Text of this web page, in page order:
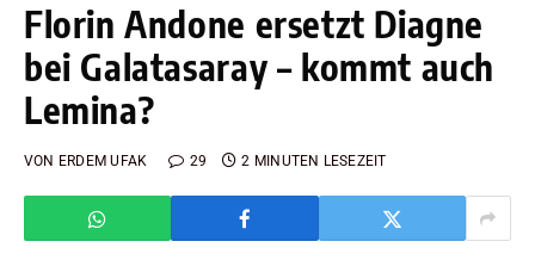
Florin Andone ersetzt Diagne
bei Galatasaray – kommt auch
Lemina?
VON ERDEM UFAK 29 2 MINUTEN LESEZEIT